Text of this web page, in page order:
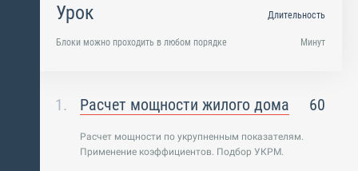
Урок
Блоки можно проходить в любом порядке
Длительность
Минут
Расчет мощности жилого дома 60
Расчет мощности по укрупненным показателям.
Применение коэффициентов. Подбор УКРМ.